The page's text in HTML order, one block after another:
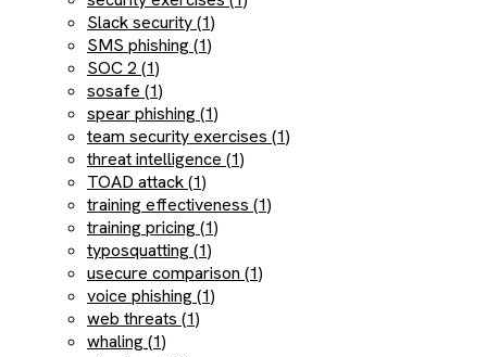
Slack security (1)
SMS phishing (1)
SOC 2 (1)
sosafe (1)
spear phishing (1)
team security exercises (1)
threat intelligence (1)
TOAD attack (1)
training effectiveness (1)
training pricing (1)
typosquatting (1)
usecure comparison (1)
voice phishing (1)
web threats (1)
whaling (1)